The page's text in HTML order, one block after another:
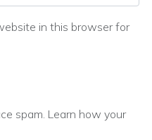
in this browser for
spam. Learn how your